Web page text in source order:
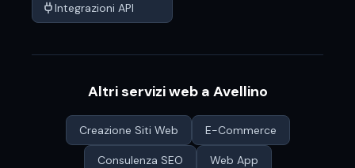
Integrazioni API
Altri servizi web a Avellino
Creazione Siti Web E-Commerce
Consulenza SEO Web App